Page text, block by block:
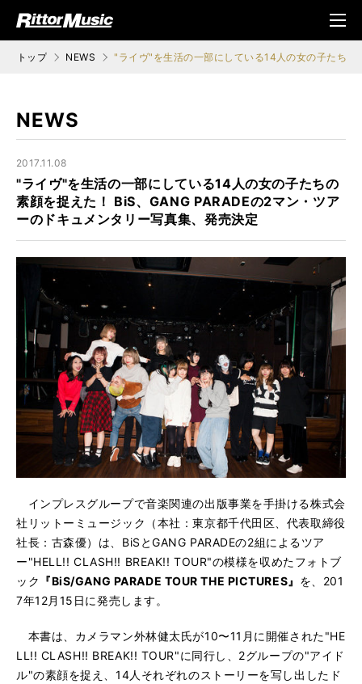
ジック (Rittor Musi
メニ
ュ
トップ NEWS "ライヴ"を生活の一部にしている14人の女の子たち
NEWS
2017.11.08
"ライヴ"を生活の一部にしている14人の女の子たちの
素顔を捉えた！ BiS、GANG PARADEの2マン・ツア
ーのドキュメンタリー写真集、発売決定
インプレスグループで音楽関連の出版事業を手掛ける株式会
社リットーミュージック（本社：東京都千代田区、代表取締役
社長：古森優）は、BiSとGANG PARADEの2組によるツア
ー"HELL!! CLASH!! BREAK!! TOUR"の模様を収めたフォトブ
ック 『BiS/GANG PARADE TOUR THE PICTURES』 を、201
7年12月15日に発売します。
本書は、カメラマン外林健太氏が10〜11月に開催された"HE
LL!! CLASH!! BREAK!! TOUR"に同行し、2グループの"アイド
ル"の素顔を捉え、14人それぞれのストーリーを写し出したド